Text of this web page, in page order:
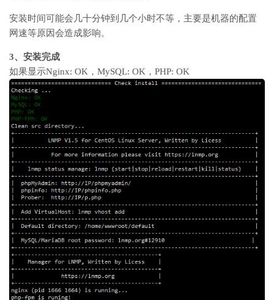
安装时间可能会几十分钟到几个小时不等，主要是机器的配置
网速等原因会造成影响。
3、安装完成
如果显示Nginx: OK，MySQL: OK，PHP: OK